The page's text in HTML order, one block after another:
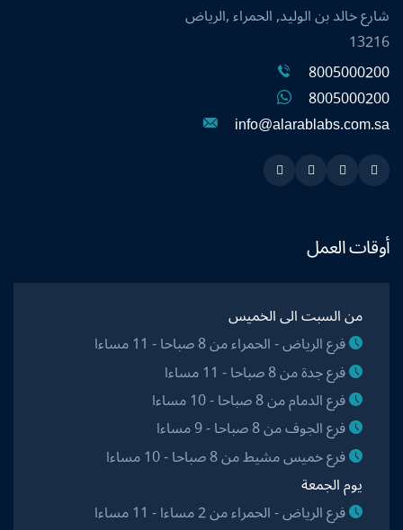
شارع خالد بن الوليد, الحمراء ,الرياض
13216
8005000200
8005000200
info@alarablabs.com.sa
Snapchat
Twitter
Linkedin
Instagram
أوقات العمل
من السبت الى الخميس
فرع الرياض - الحمراء من 8 صباحا - 11 مساءا
فرع جدة من 8 صباحا - 11 مساءا
فرع الدمام من 8 صباحا - 10 مساءا
فرع الجوف من 8 صباحا - 9 مساءا
فرع خميس مشيط من 8 صباحا - 10 مساءا
يوم الجمعة
فرع الرياض - الحمراء من 2 مساءا - 11 مساءا